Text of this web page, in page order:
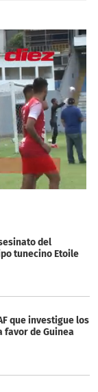
del
tunecino Etoile
que investigue los
de Guinea